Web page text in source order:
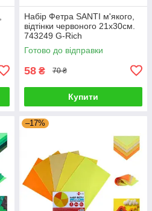
Набір Фетра SANTI м'якого,
відтінки червоного 21х30см.
743249 G-Rich
Готово до відправки
58 ₴ 70 ₴
Купити
–17%